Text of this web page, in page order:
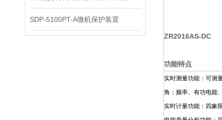
SDP-5100PT-A微机保护装置
ZR2016AS-DC
功能特点
实时测量功能：可测
角；频率、有功电能
实时计量功能：四象